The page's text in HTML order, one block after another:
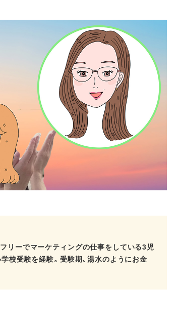
リーでマーケティングの仕事をしている3児
校受験を経験。受験期、湯水のようにお金